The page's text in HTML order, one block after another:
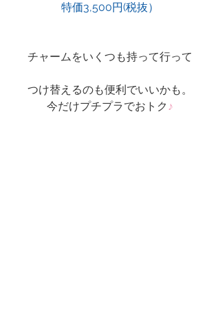
特価3,500円(税抜）
チャームをいくつも持って行って
つけ替えるのも便利でいいかも。
今だけプチプラでおトク ♪